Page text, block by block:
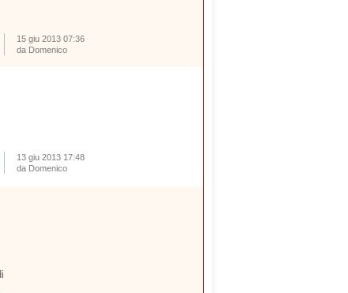
15 giu 2013 07:36
da Domenico
13 giu 2013 17:48
da Domenico